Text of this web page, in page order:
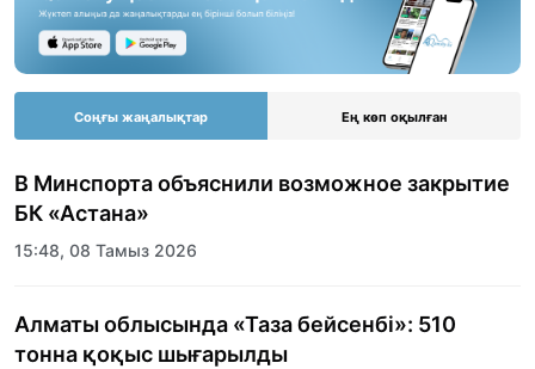
Соңғы жаңалықтар Ең көп оқылған
В Минспорта объяснили возможное закрытие
БК «Астана»
15:48, 08 Тамыз 2026
Алматы облысында «Таза бейсенбі»: 510
тонна қоқыс шығарылды